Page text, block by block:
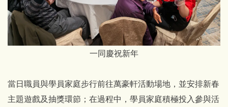
一同慶祝新年
當日職員與學員家庭步行前往萬豪軒活動場地，並安排新春
主題遊戲及抽獎環節；在過程中，學員家庭積極投入參與活